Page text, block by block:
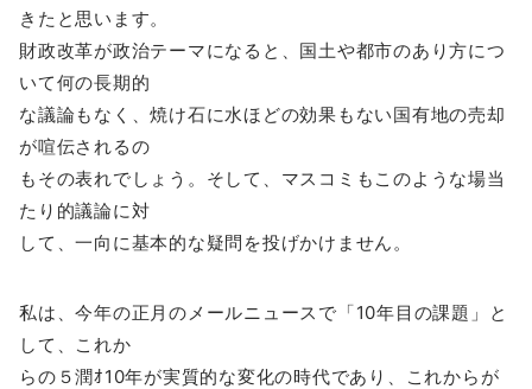
きたと思います。
財政改革が政治テーマになると、国土や都市のあり方につ
いて何の長期的
な議論もなく、焼け石に水ほどの効果もない国有地の売却
が喧伝されるの
もその表れでしょう。そして、マスコミもこのような場当
たり的議論に対
して、一向に基本的な疑問を投げかけません。
私は、今年の正月のメールニュースで「10年目の課題」と
して、これか
らの５潤ｵ10年が実質的な変化の時代であり、これからが